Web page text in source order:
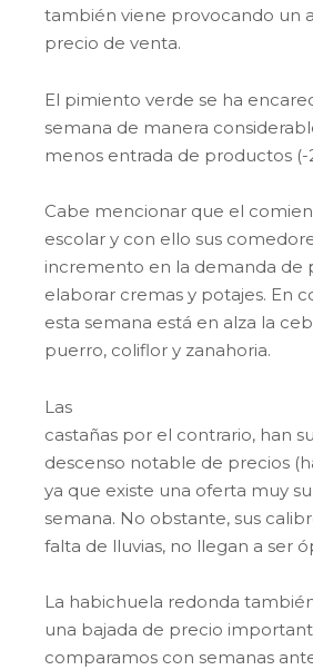
también viene provocando un
precio de venta.
El pimiento verde se ha
semana de manera
menos entrada de productos (-
Cabe mencionar que el
escolar y con ello sus
incremento en la demanda de
elaborar cremas y potajes. En
esta semana está en alza la
puerro, coliflor y zanahoria.
Las
castañas por el contrario, han
descenso notable de precios
ya que existe una oferta muy
semana. No obstante, sus
falta de lluvias, no llegan a ser
La habichuela redonda
una bajada de precio
comparamos con semanas